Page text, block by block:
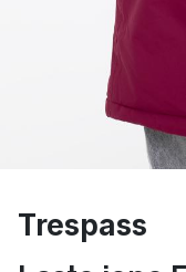
Trespass